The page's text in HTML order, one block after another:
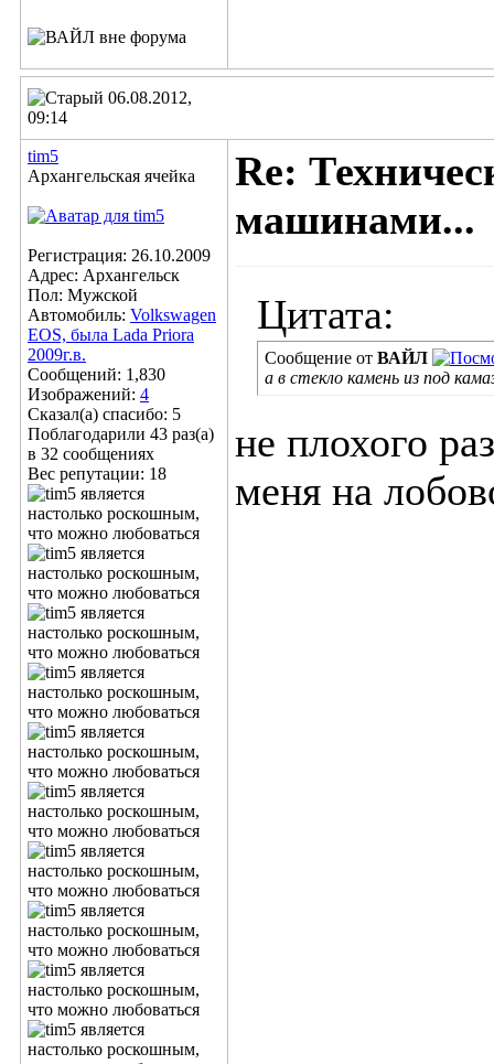
06.08.2012,
09:14
tim5
Архангельская ячейка
Регистрация: 26.10.2009
Адрес: Архангельск
Пол: Мужской
Автомобиль: Volkswagen
EOS, была Lada Priora
2009г.в.
Сообщений: 1,830
Изображений: 4
Сказал(а) спасибо: 5
Поблагодарили 43 раз(а)
в 32 сообщениях
Вес репутации: 18
Re:
машинами...
Цитата:
Сообщение от ВАЙЛ
а в стекло камень из под
не плохого
меня на